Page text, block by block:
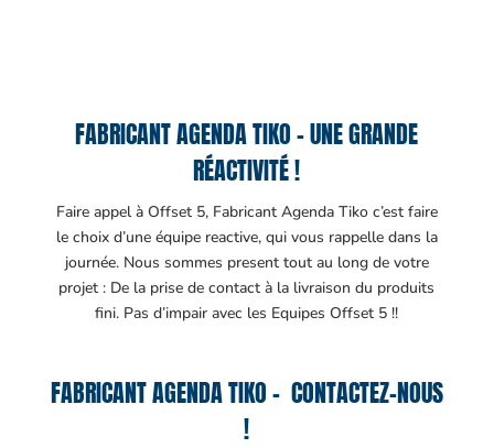
FABRICANT AGENDA TIKO – UNE GRANDE
RÉACTIVITÉ !
Faire appel à Offset 5, Fabricant Agenda Tiko c’est faire
le choix d’une équipe reactive, qui vous rappelle dans la
journée. Nous sommes present tout au long de votre
projet : De la prise de contact à la livraison du produits
fini. Pas d’impair avec les Equipes Offset 5 !!
FABRICANT AGENDA TIKO – CONTACTEZ-NOUS
!